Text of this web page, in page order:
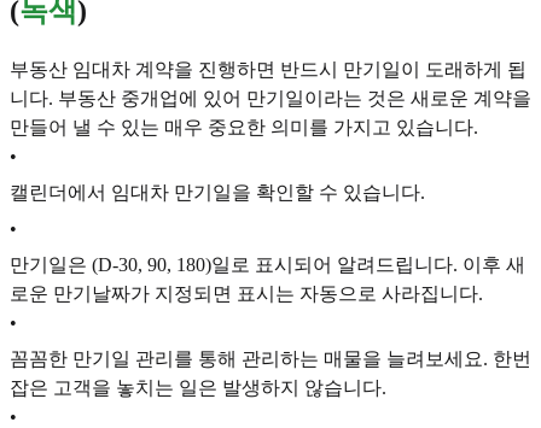
(녹색)
부동산 임대차 계약을 진행하면 반드시 만기일이 도래하게 됩
니다. 부동산 중개업에 있어 만기일이라는 것은 새로운 계약을
만들어 낼 수 있는 매우 중요한 의미를 가지고 있습니다.
•
캘린더에서 임대차 만기일을 확인할 수 있습니다.
•
만기일은 (D-30, 90, 180)일로 표시되어 알려드립니다. 이후 새
로운 만기날짜가 지정되면 표시는 자동으로 사라집니다.
•
꼼꼼한 만기일 관리를 통해 관리하는 매물을 늘려보세요. 한번
잡은 고객을 놓치는 일은 발생하지 않습니다.
•